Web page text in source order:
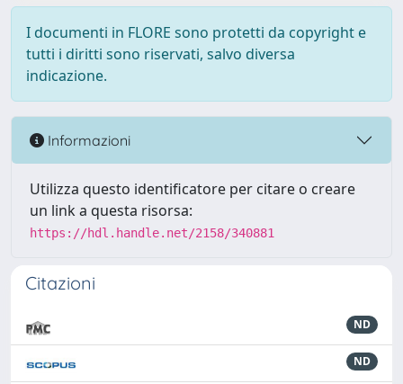
I documenti in FLORE sono protetti da copyright e
tutti i diritti sono riservati, salvo diversa
indicazione.
Informazioni
Utilizza questo identificatore per citare o creare
un link a questa risorsa:
https://hdl.handle.net/2158/340881
Citazioni
ND
ND